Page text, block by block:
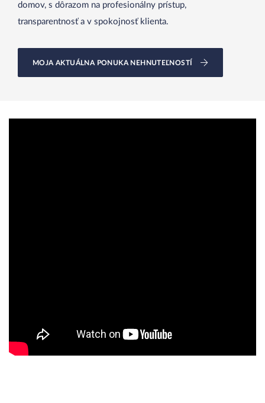
domov, s dôrazom na profesionálny prístup,
transparentnosť a v spokojnosť klienta.
MOJA AKTUÁLNA PONUKA NEHNUTEĽNOSTÍ